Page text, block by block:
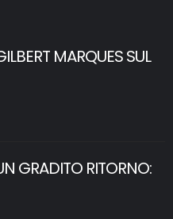
MARQUES SUL
GRADITO RITORNO: